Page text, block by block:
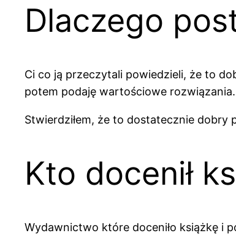
Dlaczego
Ci co ją przeczytali powiedzieli, że to
potem podaję wartościowe
Stwierdziłem, że to dostatecznie dobry
Kto docenił
Wydawnictwo które doceniło książkę i